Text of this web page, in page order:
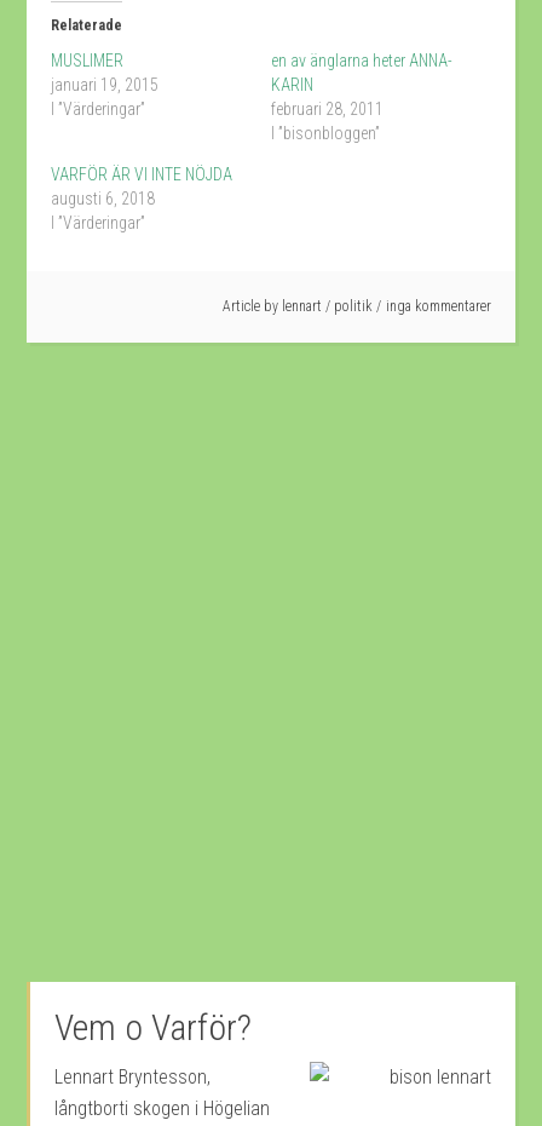
(Öppnas
i
ett
nytt
fönster) fönster)
Relaterade
MUSLIMER
januari 19, 2015
I ”Värderingar”
en av änglarna heter ANNA-
KARIN
februari 28, 2011
I ”bisonbloggen”
VARFÖR ÄR VI INTE NÖJDA
augusti 6, 2018
I ”Värderingar”
Article by lennart / politik inga kommentarer
Vem o Varför?
Lennart Bryntesson,
långtborti skogen i Högelian